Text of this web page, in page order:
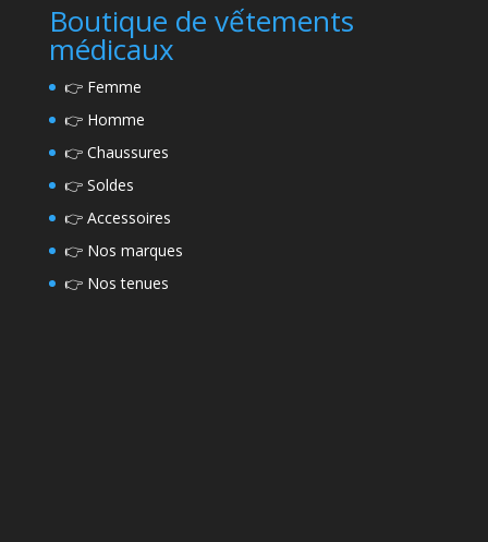
Boutique de vếtements
médicaux
👉 Femme
👉 Homme
👉 Chaussures
👉 Soldes
👉 Accessoires
👉 Nos marques
👉 Nos tenues